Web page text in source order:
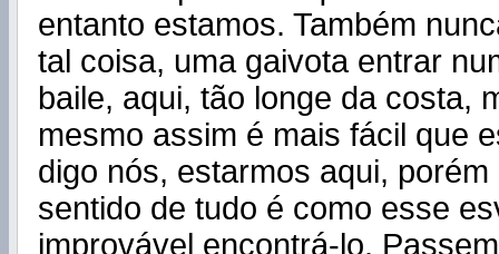
entanto estamos. Também
tal coisa, uma gaivota entrar
baile, aqui, tão longe da costa,
mesmo assim é mais fácil que
digo nós, estarmos aqui,
sentido de tudo é como esse
improvável encontrá-lo.